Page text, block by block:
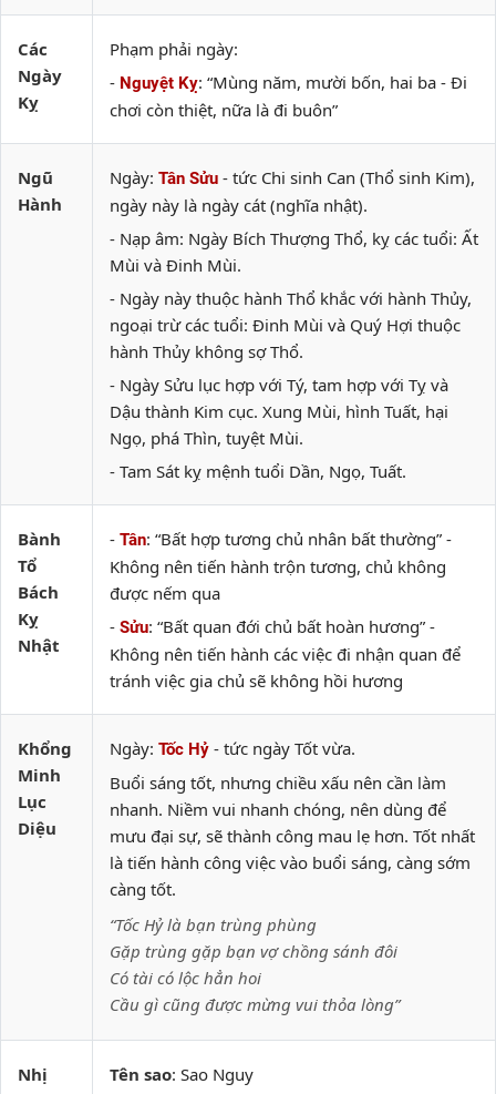
Các
Ngày
Kỵ
Phạm phải ngày:
- Nguyệt Kỵ: “Mùng năm, mười bốn, hai ba - Đi
chơi còn thiệt, nữa là đi buôn”
Ngũ
Hành
Ngày: Tân Sửu - tức Chi sinh Can (Thổ sinh Kim),
ngày này là ngày cát (nghĩa nhật).
- Nạp âm: Ngày Bích Thượng Thổ, kỵ các tuổi: Ất
Mùi và Đinh Mùi.
- Ngày này thuộc hành Thổ khắc với hành Thủy,
ngoại trừ các tuổi: Đinh Mùi và Quý Hợi thuộc
hành Thủy không sợ Thổ.
- Ngày Sửu lục hợp với Tý, tam hợp với Tỵ và
Dậu thành Kim cục. Xung Mùi, hình Tuất, hại
Ngọ, phá Thìn, tuyệt Mùi.
- Tam Sát kỵ mệnh tuổi Dần, Ngọ, Tuất.
Bành
Tổ
Bách
Kỵ
Nhật
- Tân: “Bất hợp tương chủ nhân bất thường” -
Không nên tiến hành trộn tương, chủ không
được nếm qua
- Sửu: “Bất quan đới chủ bất hoàn hương” -
Không nên tiến hành các việc đi nhận quan để
tránh việc gia chủ sẽ không hồi hương
Khổng
Minh
Lục
Diệu
Ngày: Tốc Hỷ - tức ngày Tốt vừa.
Buổi sáng tốt, nhưng chiều xấu nên cần làm
nhanh. Niềm vui nhanh chóng, nên dùng để
mưu đại sự, sẽ thành công mau lẹ hơn. Tốt nhất
là tiến hành công việc vào buổi sáng, càng sớm
càng tốt.
“Tốc Hỷ là bạn trùng phùng
Gặp trùng gặp bạn vợ chồng sánh đôi
Có tài có lộc hẳn hoi
Cầu gì cũng được mừng vui thỏa lòng”
Nhị
Tên sao: Sao Nguy